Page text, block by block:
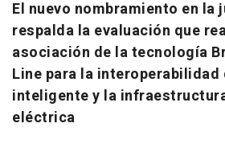
El nuevo nombramiento en la
respalda la evaluación que
asociación de la tecnología
Line para la interoperabilidad
inteligente y la
eléctrica